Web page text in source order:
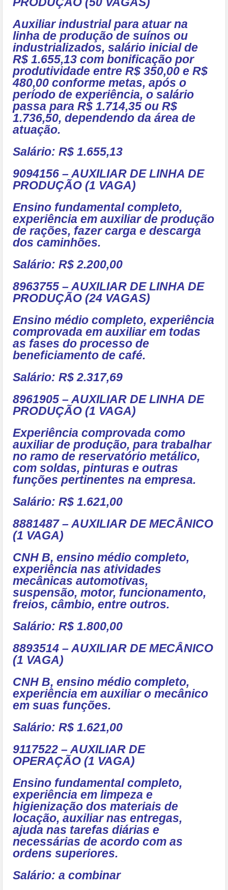
Auxiliar industrial para atuar na
linha de produção de suínos ou
industrializados, salário inicial de
R$ 1.655,13 com bonificação por
produtividade entre R$ 350,00 e R$
480,00 conforme metas, após o
período de experiência, o salário
passa para R$ 1.714,35 ou R$
1.736,50, dependendo da área de
atuação.
Salário: R$ 1.655,13
9094156 – AUXILIAR DE LINHA DE
PRODUÇÃO (1 VAGA)
Ensino fundamental completo,
experiência em auxiliar de produção
de rações, fazer carga e descarga
dos caminhões.
Salário: R$ 2.200,00
8963755 – AUXILIAR DE LINHA DE
PRODUÇÃO (24 VAGAS)
Ensino médio completo, experiência
comprovada em auxiliar em todas
as fases do processo de
beneficiamento de café.
Salário: R$ 2.317,69
8961905 – AUXILIAR DE LINHA DE
PRODUÇÃO (1 VAGA)
Experiência comprovada como
auxiliar de produção, para trabalhar
no ramo de reservatório metálico,
com soldas, pinturas e outras
funções pertinentes na empresa.
Salário: R$ 1.621,00
8881487 – AUXILIAR DE MECÂNICO
(1 VAGA)
CNH B, ensino médio completo,
experiência nas atividades
mecânicas automotivas,
suspensão, motor, funcionamento,
freios, câmbio, entre outros.
Salário: R$ 1.800,00
8893514 – AUXILIAR DE MECÂNICO
(1 VAGA)
CNH B, ensino médio completo,
experiência em auxiliar o mecânico
em suas funções.
Salário: R$ 1.621,00
9117522 – AUXILIAR DE
OPERAÇÃO (1 VAGA)
Ensino fundamental completo,
experiência em limpeza e
higienização dos materiais de
locação, auxiliar nas entregas,
ajuda nas tarefas diárias e
necessárias de acordo com as
ordens superiores.
Salário: a combinar